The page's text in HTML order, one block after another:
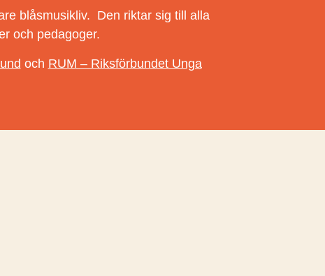
blåsmusikliv. Den riktar sig till alla
och pedagoger.
och RUM – Riksförbundet Unga